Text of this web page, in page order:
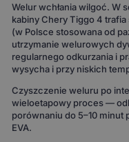
Welur wchłania wilgoć. W
kabiny Chery Tiggo 4
(w Polsce stosowana od
utrzymanie welurowych
regularnego odkurzania i
wysycha i przy niskich
Czyszczenie weluru po
wieloetapowy proces —
porównaniu do 5–10 minut
EVA.